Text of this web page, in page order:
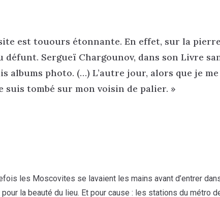
est touours étonnante. En effet, sur la pierre
défunt. Sergueï Chargounov, dans son Livre
albums photo. (…) L’autre jour, alors que je me
suis tombé sur mon voisin de palier. »
les Moscovites se lavaient les mains avant d’entrer
la beauté du lieu. Et pour cause : les stations du métro